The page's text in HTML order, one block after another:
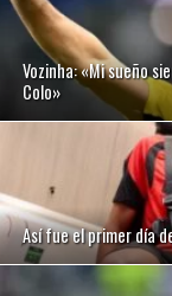
Vozinha: «Mi sueño
Colo»
Así fue el primer día